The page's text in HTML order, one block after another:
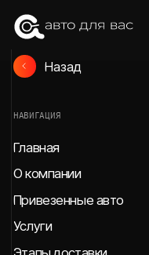
О компании
Привезенные авто
Этапы доставки
Отзывы
Блог FAQ